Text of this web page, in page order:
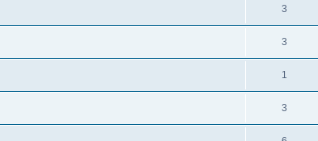
3
3
1
3